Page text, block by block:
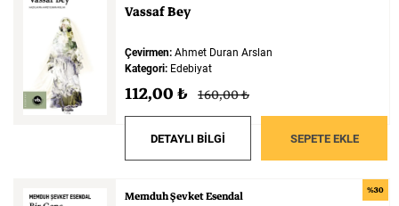
VassafBey
Çevirmen: Ahmet Duran Arslan
Kategori: Edebiyat
112,00 ₺ 160,00 ₺
DETAYLI BİLGİ SEPETE EKLE
%30
Memduh Şevket Esendal